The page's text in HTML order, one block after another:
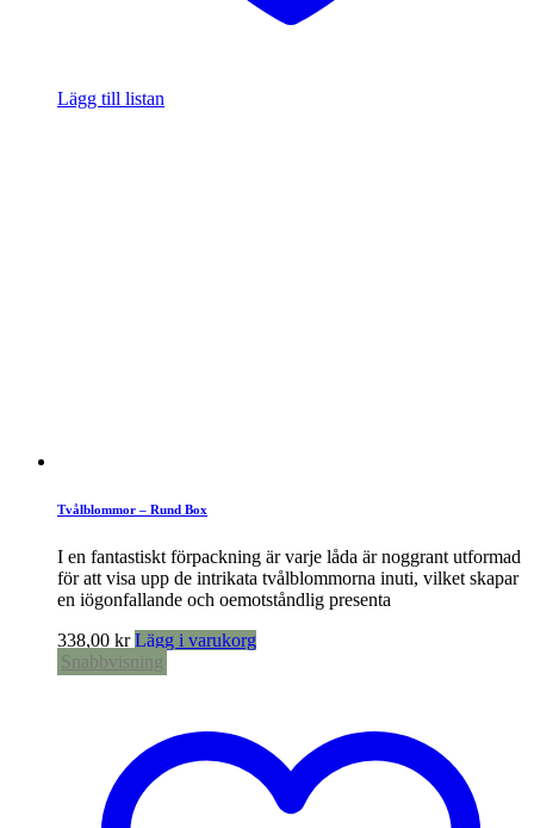
Lägg till listan
Tvålblommor – Rund Box
I en fantastiskt förpackning är varje låda är noggrant utformad
för att visa upp de intrikata tvålblommorna inuti, vilket skapar
en iögonfallande och oemotståndlig presenta
338,00 kr Lägg i varukorg
Snabbvisning